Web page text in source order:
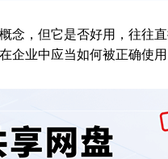
念，但它是否好用，往往
企业中应当如何被正确使用